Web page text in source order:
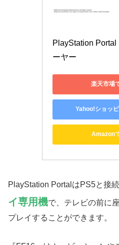
PlayStation Portal
ーヤー
楽天市場
Yahoo!ショッ
Amazon
PlayStation PortalはPS5と接
イ専用機で、テレビの前に
プレイすることができます。